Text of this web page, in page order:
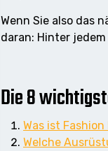
Wenn Sie also das
daran: Hinter
Die 8
Was ist
Welche